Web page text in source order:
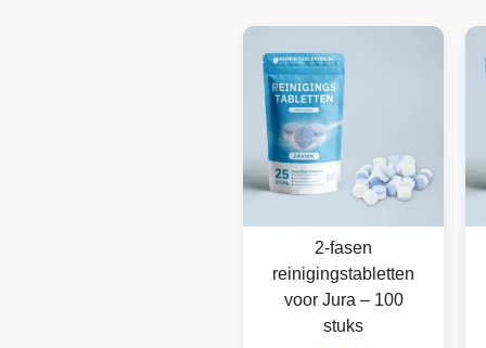
2-fasen
reinigingstabletten
voor Jura – 100
stuks